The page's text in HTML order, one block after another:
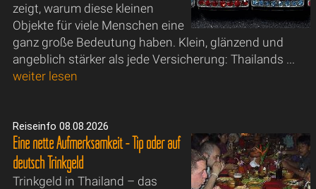
zeigt, warum diese kleinen
Objekte für viele Menschen eine
ganz große Bedeutung haben. Klein, glänzend und
angeblich stärker als jede Versicherung: Thailands ...
weiter lesen
Reiseinfo 08.08.2026
Eine nette Aufmerksamkeit - Tip oder auf
deutsch Trinkgeld
Trinkgeld in Thailand – das